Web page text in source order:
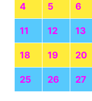
4 5 6
11 12 13
18 19 20
25 26 27